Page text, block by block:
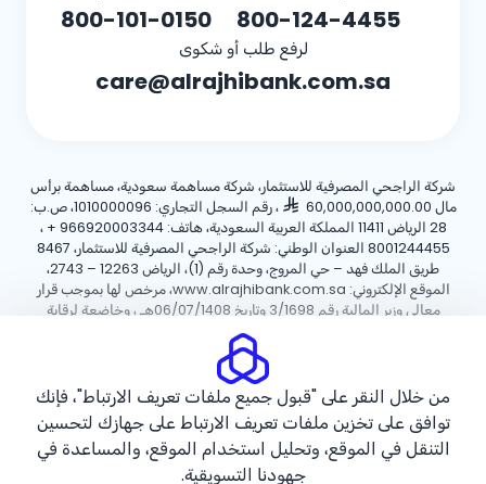
800-124-4455
800-101-0150
لرفع طلب أو شكوى
care@alrajhibank.com.sa
شركة الراجحي المصرفية للاستثمار، شركة مساهمة سعودية، مساهمة برأس
مال 60,000,000,000.00
، رقم السجل التجاري: 1010000096، ص.ب:
28 الرياض 11411 المملكة العربية السعودية، هاتف:
+ 966920003344 ،
8001244455 العنوان الوطني: شركة الراجحي المصرفية للاستثمار، 8467
طريق الملك فهد – حي المروج، وحدة رقم (1)، الرياض 12263 – 2743،
الموقع الإلكتروني: www.alrajhibank.com.sa، مرخص لها بموجب قرار
معالي وزير المالية رقم 3/1698 وتاريخ 06/07/1408هـ ، وخاضعة لرقابة
وإشراف البنك المركزي السعودي.
حقوق الطبع والنشر ©2026 مصرف الراجحي.
سياسة ملفات تعريف الارتباطسياسة الخصوصية الأحكام والشروط
من خلال النقر على "قبول جميع ملفات تعريف الارتباط"، فإنك
توافق على تخزين ملفات تعريف الارتباط على جهازك لتحسين
التنقل في الموقع، وتحليل استخدام الموقع، والمساعدة في
جهودنا التسويقية.